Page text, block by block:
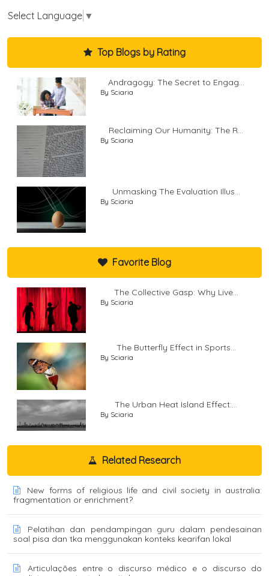
Select Language ▼
Top Blogs by Rating
Andragogy: The Secret to Engag...
By Sciaria
Reclaiming Our Humanity: The R...
By Sciaria
Unmasking The Evaluation Illus...
By Sciaria
Favorite Blog
The Collective Gasp: Why Live...
By Sciaria
The Butterfly Effect in Sports...
By Sciaria
The Urban Heat Island Effect:...
By Sciaria
Related Research
New forms of religious life and civil society in australia:
fragmentation or enrichment?
Pelatihan dan pendampingan guru dalam pendesainan
soal pisa dan tka menggunakan konteks kearifan lokal
Articulações entre o discurso médico e o discurso do